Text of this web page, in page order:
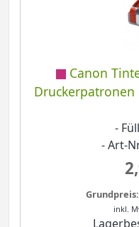
Canon
-
- Art-
Grundpreis:
inkl.